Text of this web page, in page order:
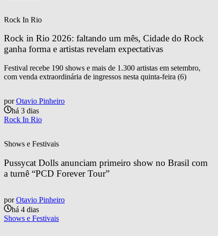
Rock In Rio
Rock in Rio 2026: faltando um mês, Cidade do Rock
ganha forma e artistas revelam expectativas
Festival recebe 190 shows e mais de 1.300 artistas em setembro,
com venda extraordinária de ingressos nesta quinta-feira (6)
por Otavio Pinheiro
há 3 dias
Rock In Rio
Shows e Festivais
Pussycat Dolls anunciam primeiro show no Brasil com
a turnê “PCD Forever Tour”
por Otavio Pinheiro
há 4 dias
Shows e Festivais